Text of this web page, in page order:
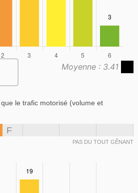
Moyenne : 3.41
le trafic motorisé (volume et
F
PAS DU TOUT GÊNANT